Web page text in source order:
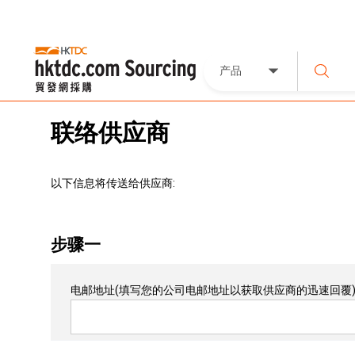
产品
联络供应商
以下信息将传送给供应商:
步骤一
电邮地址(填写您的公司电邮地址以获取供应商的迅速回覆)